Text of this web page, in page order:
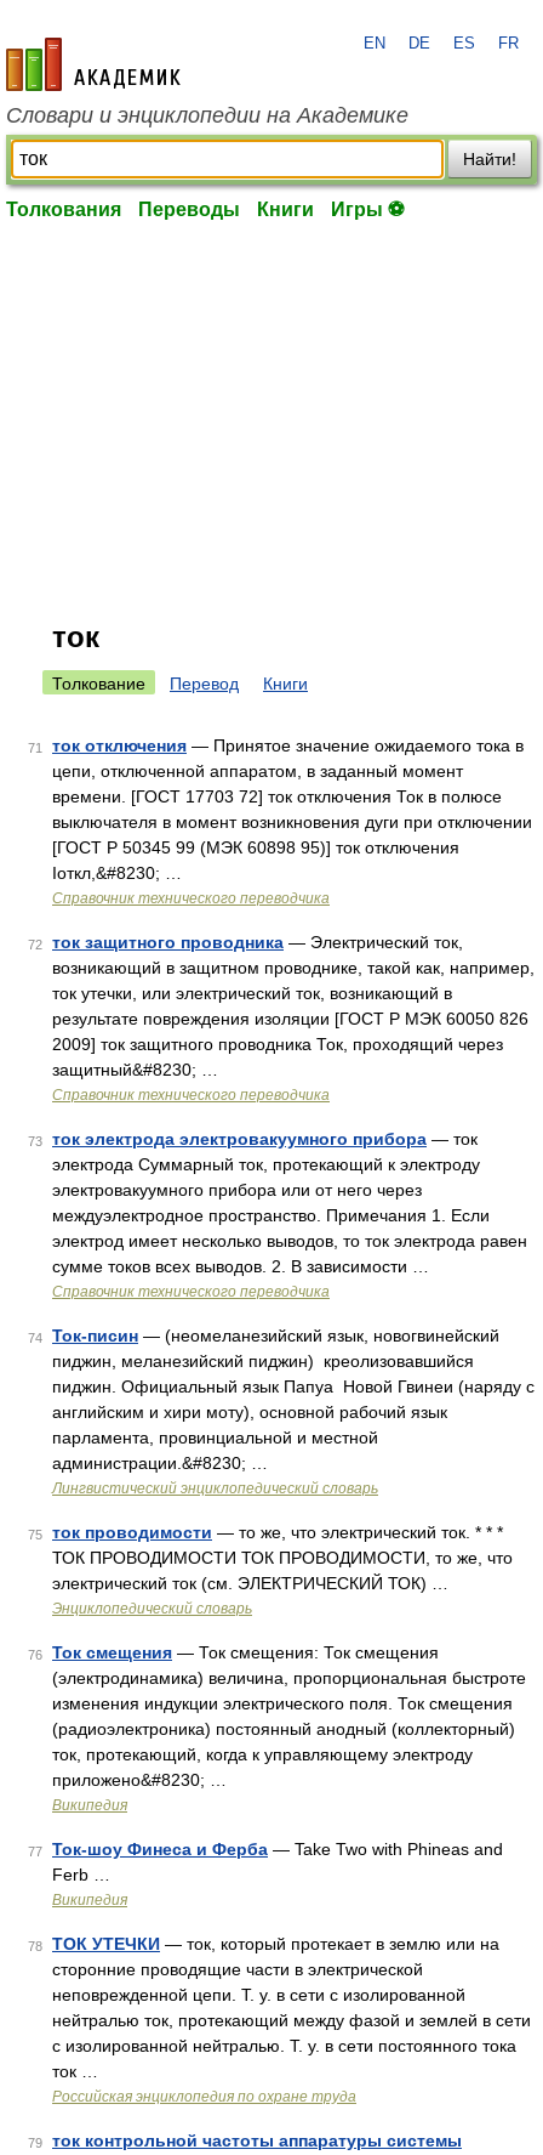
academic.ru
EN DE ES FR
Словари и энциклопедии на Академике
Найти!
Толкования Переводы Книги Игры ⚽
ток
Толкование Перевод Книги
71 ток отключения — Принятое значение ожидаемого тока в
цепи, отключенной аппаратом, в заданный момент
времени. [ГОСТ 17703 72] ток отключения Ток в полюсе
выключателя в момент возникновения дуги при отключении
[ГОСТ Р 50345 99 (МЭК 60898 95)] ток отключения
Iоткл,&#8230; …
Справочник технического переводчика
72 ток защитного проводника — Электрический ток,
возникающий в защитном проводнике, такой как, например,
ток утечки, или электрический ток, возникающий в
результате повреждения изоляции [ГОСТ Р МЭК 60050 826
2009] ток защитного проводника Ток, проходящий через
защитный&#8230; …
Справочник технического переводчика
73 ток электрода электровакуумного прибора — ток
электрода Суммарный ток, протекающий к электроду
электровакуумного прибора или от него через
междуэлектродное пространство. Примечания 1. Если
электрод имеет несколько выводов, то ток электрода равен
сумме токов всех выводов. 2. В зависимости …
Справочник технического переводчика
74 Ток-писин — (неомеланезийский язык, новогвинейский
пиджин, меланезийский пиджин) креолизовавшийся
пиджин. Официальный язык Папуа Новой Гвинеи (наряду с
английским и хири моту), основной рабочий язык
парламента, провинциальной и местной
администрации.&#8230; …
Лингвистический энциклопедический словарь
75 ток проводимости — то же, что электрический ток. * * *
ТОК ПРОВОДИМОСТИ ТОК ПРОВОДИМОСТИ, то же, что
электрический ток (см. ЭЛЕКТРИЧЕСКИЙ ТОК) …
Энциклопедический словарь
76 Ток смещения — Ток смещения: Ток смещения
(электродинамика) величина, пропорциональная быстроте
изменения индукции электрического поля. Ток смещения
(радиоэлектроника) постоянный анодный (коллекторный)
ток, протекающий, когда к управляющему электроду
приложено&#8230; …
Википедия
77 Ток-шоу Финеса и Ферба — Take Two with Phineas and
Ferb …
Википедия
78 ТОК УТЕЧКИ — ток, который протекает в землю или на
сторонние проводящие части в электрической
неповрежденной цепи. Т. у. в сети с изолированной
нейтралью ток, протекающий между фазой и землей в сети
с изолированной нейтралью. Т. у. в сети постоянного тока
ток …
Российская энциклопедия по охране труда
79
ток контрольной частоты аппаратуры системы